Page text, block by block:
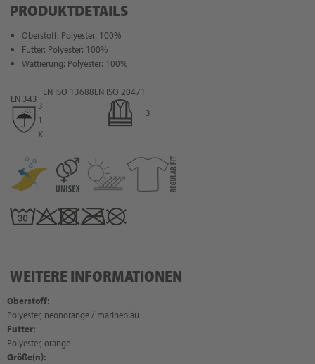
PRODUKTDETAILS
Oberstoff: Polyester: 100%
Futter: Polyester: 100%
Wattierung: Polyester: 100%
EN 343
3
1
X
EN ISO 13688EN ISO 20471
3
WEITERE INFORMATIONEN
Oberstoff:
Polyester, neonorange / marineblau
Futter:
Polyester, orange
Größe(n):